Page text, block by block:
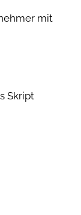
mit
Skript